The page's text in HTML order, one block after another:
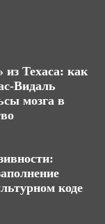
из Техаса: как
Видаль
мозга в
коде